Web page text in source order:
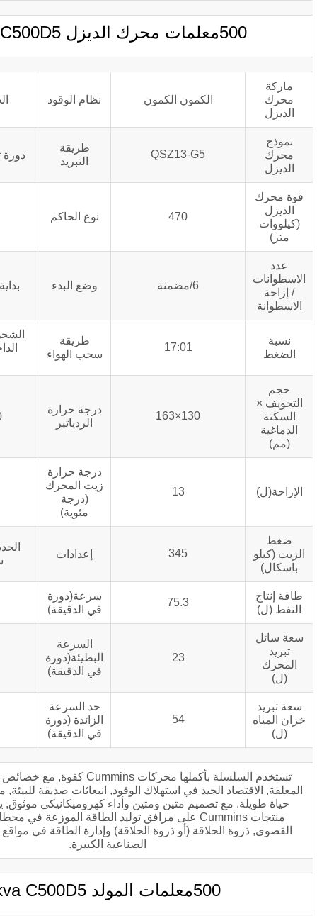
الكمون الكمون نظام الوقود الحقن الالكتروني
QSZ13-G5
طريقة
التبريد
دورة تبريد المياه المغلقة
470 نوع الحاكم كهربائي
6/مضمنة وضع البدء بداية كهربائية DC24V
17:01
طريقة
سحب الهواء
الشحن التوربيني, التبريد
الداخلي بدرجة حرارة
منخفضة
130×163
درجة حرارة
الردياتير
40درجه مئوية
13
زيت المحرك
(درجة
121
345 إعدادات
سكتات دماغية
75.3
سرعة(دورة
في الدقيقة)
1500
23
البطيئة(دورة
725~775
54
الزائدة (دورة
1725±50
تستخدم السلسلة بأكملها محركات Cummins كقوة, مع خصائص الاستجابة العابرة
في استهلاك الوقود, انبعاثات صديقة للبيئة, موثوقية عالية ودورة
متين ومتين وأداء كهروميكانيكي موثوق, يمكن أيضًا تطبيق
منتجات Cummins على مرافق توليد الطاقة الموزعة في محطات توليد الطاقة
(أو ذروة الحلاقة) وإدارة الطاقة في مواقع الإنتاج التجارية أو